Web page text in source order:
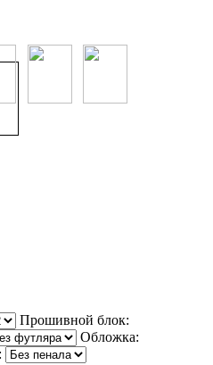
Прошивной блок:
Обложка: